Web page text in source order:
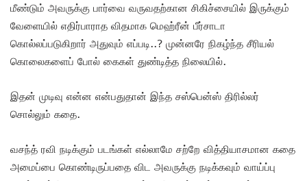
மீண்டும் அவருக்கு பார்வை வருவதற்கான சிகிச்சையில் இருக்கும்
வேளையில் எதிர்பாராத விதமாக மெஹ்​ரீன் பீர்சாடா
கொல்லப்படுகிறார் அதுவும் எப்படி..? முன்னரே நிகழ்ந்த சீரியல்
கொலைகளைப் போல் கைகள் துண்டித்த நிலையில்.
இதன் முடிவு என்ன என்பதுதான் இந்த சஸ்பென்ஸ் திரில்லர்
சொல்லும் கதை.
வசந்த் ரவி நடிக்கும் படங்கள் எல்லாமே சற்றே வித்தியாசமான கதை
அமைப்பை கொண்டிருப்பதை விட அவருக்கு நடிக்கவும் வாய்ப்பு